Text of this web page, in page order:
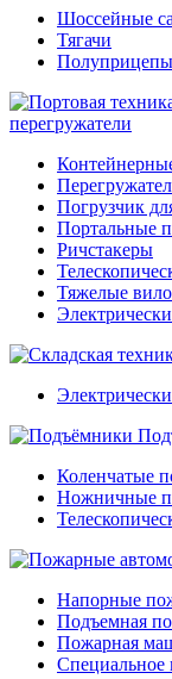
Шоссейные
Тягачи
Полуприцепы
перегружатели
Погрузчик
Портальные
Ричстакеры
Тяжелые
Коленчатые
Ножничные
Напорные
Подъемная
Пожарная
Специальное